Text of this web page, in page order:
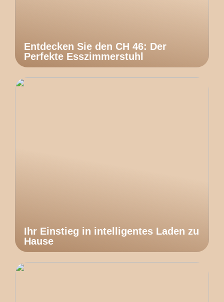
Entdecken Sie den CH 46: Der
Perfekte Esszimmerstuhl
Ihr Einstieg in intelligentes Laden zu
Hause